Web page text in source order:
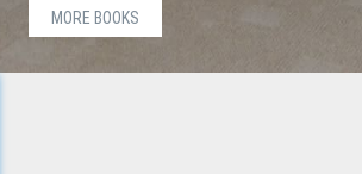
MORE BOOKS